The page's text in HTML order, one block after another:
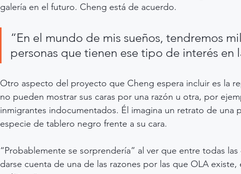
galería en el futuro. Cheng está de acuerdo.
“En el mundo de mis sueños, tendremos
personas que tienen ese tipo de interés en
Otro aspecto del proyecto que Cheng espera incluir es la
no pueden mostrar sus caras por una razón u otra, por
inmigrantes indocumentados. Él imagina un retrato de una
especie de tablero negro frente a su cara.
“Probablemente se sorprendería” al ver que entre todas
darse cuenta de una de las razones por las que OLA